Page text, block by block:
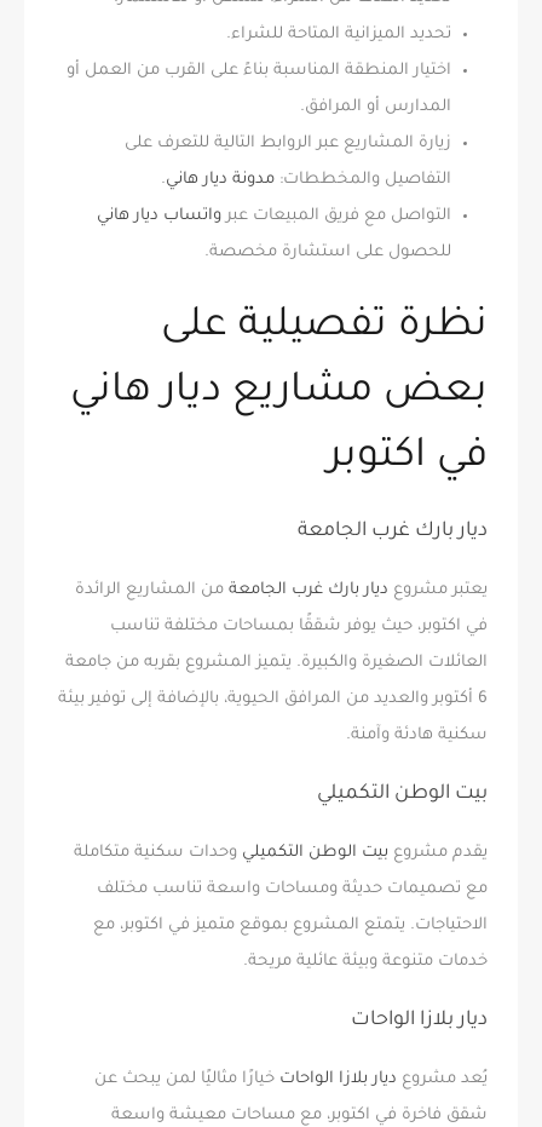
تحديد الميزانية المتاحة للشراء.
اختيار المنطقة المناسبة بناءً على القرب من العمل أو
المدارس أو المرافق.
زيارة المشاريع عبر الروابط التالية للتعرف على
التفاصيل والمخططات: مدونة ديار هاني.
التواصل مع فريق المبيعات عبر واتساب ديار هاني
للحصول على استشارة مخصصة.
نظرة تفصيلية على
بعض مشاريع ديار هاني
في اكتوبر
ديار بارك غرب الجامعة
يعتبر مشروع ديار بارك غرب الجامعة من المشاريع الرائدة
في اكتوبر، حيث يوفر شققًا بمساحات مختلفة تناسب
العائلات الصغيرة والكبيرة. يتميز المشروع بقربه من جامعة
6 أكتوبر والعديد من المرافق الحيوية، بالإضافة إلى توفير بيئة
سكنية هادئة وآمنة.
بيت الوطن التكميلي
يقدم مشروع بيت الوطن التكميلي وحدات سكنية متكاملة
مع تصميمات حديثة ومساحات واسعة تناسب مختلف
الاحتياجات. يتمتع المشروع بموقع متميز في اكتوبر، مع
خدمات متنوعة وبيئة عائلية مريحة.
ديار بلازا الواحات
يُعد مشروع ديار بلازا الواحات خيارًا مثاليًا لمن يبحث عن
شقق فاخرة في اكتوبر، مع مساحات معيشة واسعة